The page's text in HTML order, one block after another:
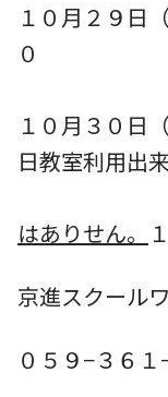
１０月２９日
０
ハロウ
１０月３０日
日教室利用出
はありせん。
京進スクール
０５９−３６１